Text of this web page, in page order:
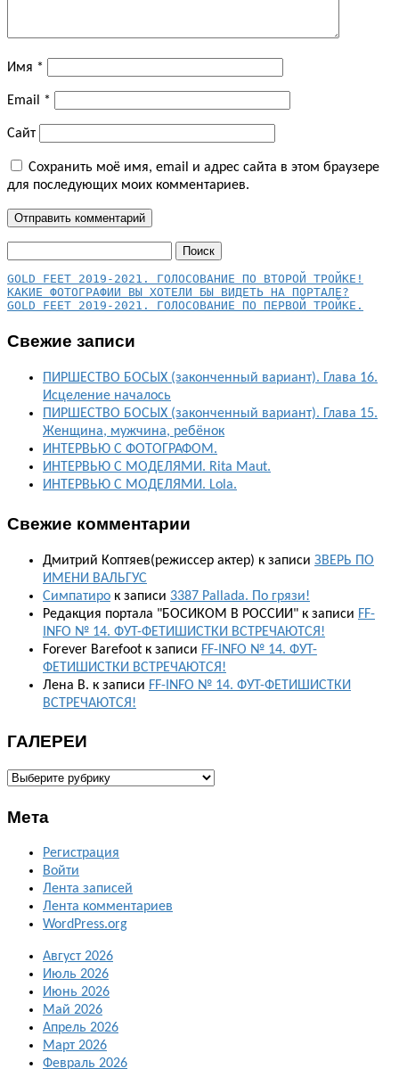
Имя *
Email *
Сайт
Сохранить моё имя, email и адрес сайта в этом браузере
для последующих моих комментариев.
КАКИЕ ФОТОГРАФИИ ВЫ ХОТЕЛИ БЫ ВИДЕТЬ НА ПОРТАЛЕ?
GOLD FEET 2019-2021. ГОЛОСОВАНИЕ ПО ПЕРВОЙ ТРОЙКЕ.
Свежие записи
ПИРШЕСТВО БОСЫХ (законченный вариант). Глава 16.
Исцеление началось
ПИРШЕСТВО БОСЫХ (законченный вариант). Глава 15.
Женщина, мужчина, ребёнок
ИНТЕРВЬЮ С ФОТОГРАФОМ.
ИНТЕРВЬЮ С МОДЕЛЯМИ. Rita Maut.
ИНТЕРВЬЮ С МОДЕЛЯМИ. Lola.
Свежие комментарии
Дмитрий Коптяев(режиссер актер) к записи ЗВЕРЬ ПО
ИМЕНИ ВАЛЬГУС
Симпатиро к записи 3387 Pallada. По грязи!
Редакция портала "БОСИКОМ В РОССИИ" к записи FF-
INFO № 14. ФУТ-ФЕТИШИСТКИ ВСТРЕЧАЮТСЯ!
Forever Barefoot к записи FF-INFO № 14. ФУТ-
ФЕТИШИСТКИ ВСТРЕЧАЮТСЯ!
Лена В. к записи FF-INFO № 14. ФУТ-ФЕТИШИСТКИ
ВСТРЕЧАЮТСЯ!
ГАЛЕРЕИ
ГАЛЕРЕИ
Мета
Регистрация
Войти
Лента записей
Лента комментариев
WordPress.org
Август 2026
Июль 2026
Июнь 2026
Май 2026
Апрель 2026
Март 2026
Февраль 2026